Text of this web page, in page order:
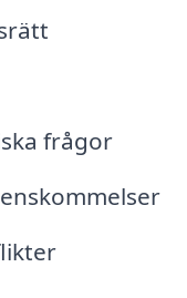
frågor